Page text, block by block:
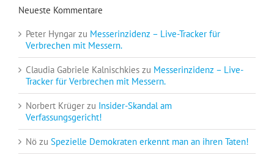
Neueste Kommentare
Peter Hyngar zu Messerinzidenz – Live-Tracker für
Verbrechen mit Messern.
Claudia Gabriele Kalnischkies zu Messerinzidenz – Live-
Tracker für Verbrechen mit Messern.
Norbert Krüger zu Insider-Skandal am
Verfassungsgericht!
Nö zu Spezielle Demokraten erkennt man an ihren Taten!